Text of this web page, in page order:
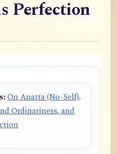
Perfection
On Anatta (No-Self),
Ordinariness, and